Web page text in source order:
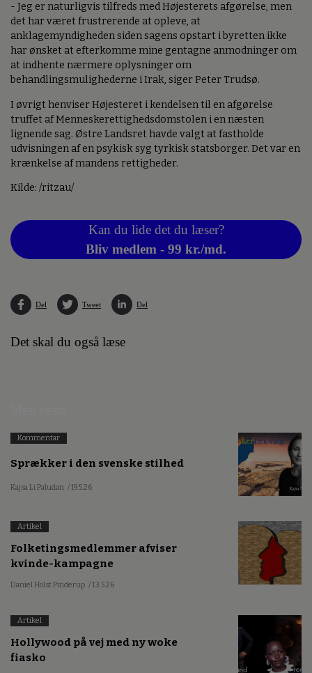
- Jeg er naturligvis tilfreds med Højesterets afgørelse, men
det har været frustrerende at opleve, at
anklagemyndigheden siden sagens opstart i byretten ikke
har ønsket at efterkomme mine gentagne anmodninger om
at indhente nærmere oplysninger om
behandlingsmulighederne i Irak, siger Peter Trudsø.
I øvrigt henviser Højesteret i kendelsen til en afgørelse
truffet af Menneskerettighedsdomstolen i en næsten
lignende sag. Østre Landsret havde valgt at fastholde
udvisningen af en psykisk syg tyrkisk statsborger. Det var en
krænkelse af mandens rettigheder.
Kilde: /ritzau/
Kan du lide det du læser?
Bliv medlem - 99 kr./md.
Del Tweet Del
Det skal du også læse
Kommentar
Sprækker i den svenske stilhed
Kajsa Li Paludan / 19.5.26
Artikel
Folketingsmedlemmer afviser
kvinde-kampagne
Daniel Holst Pinderup / 13.5.26
Artikel
Hollywood på vej med ny woke
fiasko